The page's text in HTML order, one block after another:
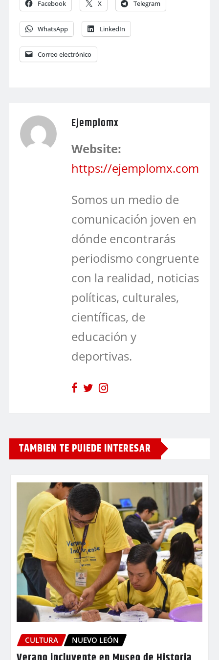
Facebook X Telegram
WhatsApp LinkedIn
Correo electrónico
Ejemplomx
Website:
https://ejemplomx.com
Somos un medio de
comunicación joven en
dónde encontrarás
periodismo congruente
con la realidad, noticias
políticas, culturales,
científicas, de
educación y
deportivas.
TAMBIEN TE PUIEDE INTERESAR
CULTURA NUEVO LEÓN